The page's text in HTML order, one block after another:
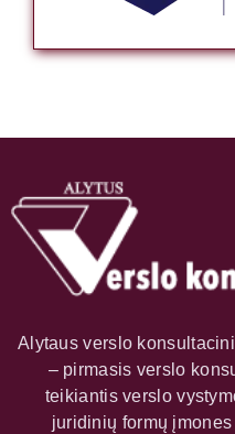
Alytaus verslo
– pirmasis verslo
teikiantis verslo
juridinių formų